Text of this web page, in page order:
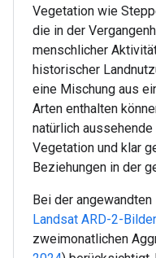
Vegetation wie
die in der
menschlicher
historischer
eine Mischung aus
Arten enthalten
natürlich
Vegetation und klar
Beziehungen in der
Bei der
Landsat ARD-2-Bilder
zweimonatlichen